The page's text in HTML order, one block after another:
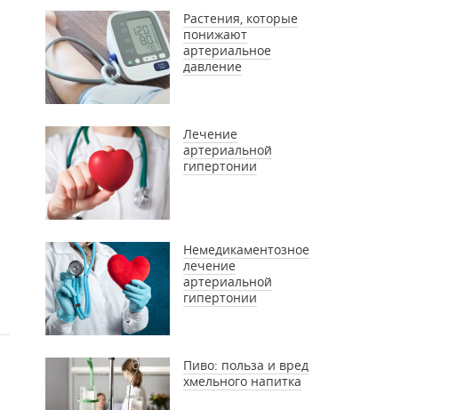
Растения, которые
понижают
артериальное
давление
Лечение
артериальной
гипертонии
Немедикаментозное
лечение
артериальной
гипертонии
Пиво: польза и вред
хмельного напитка